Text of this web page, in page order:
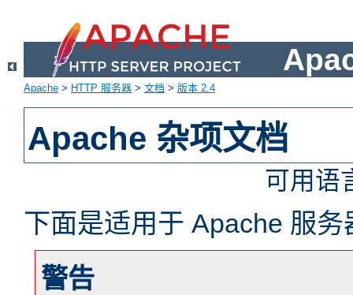
Apache > HTTP 服务器 > 文档 > 版本 2.4
Apache 杂项文档
可用语
下面是适用于 Apache 服
警告